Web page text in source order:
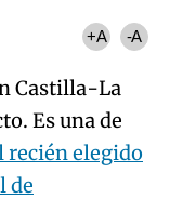
+A -A
Castilla-La
Es una de
recién elegido
de